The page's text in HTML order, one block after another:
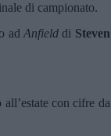
di campionato.
ad Anfielddi Steven
con cifre da